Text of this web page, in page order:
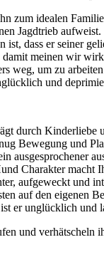
zum idealen
Jagdtrieb aufweist.
ist, dass er seiner
meinen wir
weg, um zu
und
durch Kinderliebe
Bewegung und
ausgesprochener
Charakter macht
aufgeweckt und
auf den eigenen
er unglücklich und
und verhätscheln